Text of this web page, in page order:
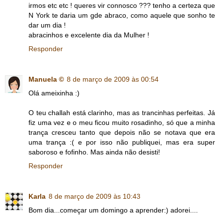
irmos etc etc ! queres vir connosco ??? tenho a certeza que
N York te daria um gde abraco, como aquele que sonho te
dar um dia !
abracinhos e excelente dia da Mulher !
Responder
Manuela © 8 de março de 2009 às 00:54
Olá ameixinha :)
O teu challah está clarinho, mas as trancinhas perfeitas. Já
fiz uma vez e o meu ficou muito rosadinho, só que a minha
trança cresceu tanto que depois não se notava que era
uma trança :( e por isso não publiquei, mas era super
saboroso e fofinho. Mas ainda não desisti!
Responder
Karla 8 de março de 2009 às 10:43
Bom dia...começar um domingo a aprender:) adorei....